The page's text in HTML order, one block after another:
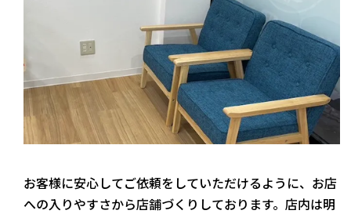
お客様に安心してご依頼をしていただけるように、お店
への入りやすさから店舗づくりしております。店内は明